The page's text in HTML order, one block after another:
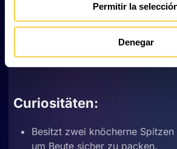
Permitir la
Denegar
von ihnen (Kannibalismus).
gräbt das Männchen kleine
Curiositäten:
Besitzt zwei knöcherne
um Beute sicher zu packen.